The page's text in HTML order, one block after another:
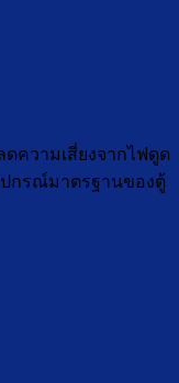
ความเสี่ยงจากไฟดูด
ปกรณ์มาตรฐานของตู้